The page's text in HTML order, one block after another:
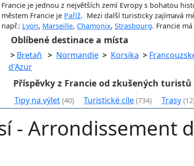
Francie je jednou z největších zemí Evropy s bohatou
městem Francie je Paříž. Mezi další turisticky zajímavá
např.: Lyon, Marseille, Chamonix, Strasbourg. Francie
Oblíbené destinace a místa
> Bretaň > Normandie > Korsika >
d'Azur
Příspěvky z Francie od zkušených
Tipy na výlet (40) Turistické cíle (734) Trasy
- Arrondissement